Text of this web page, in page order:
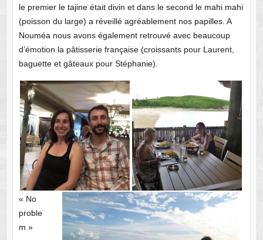
le premier le tajine était divin et dans le second le mahi mahi
(poisson du large) a réveillé agréablement nos papilles. A
Nouméa nous avons également retrouvé avec beaucoup
d’émotion la pâtisserie française (croissants pour Laurent,
baguette et gâteaux pour Stéphanie).
« No
proble
m »